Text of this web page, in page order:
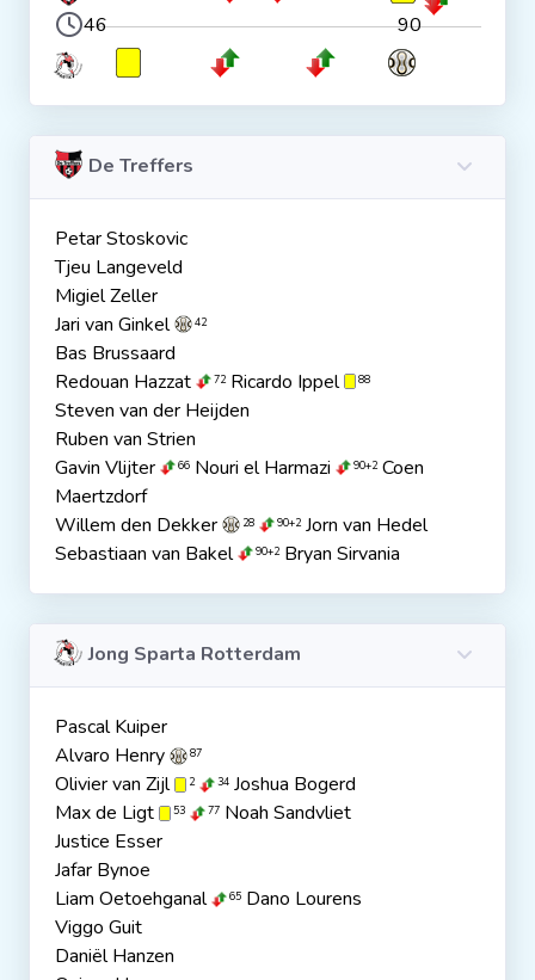
46 90
De Treffers
Petar Stoskovic
Tjeu Langeveld
Migiel Zeller
Jari van Ginkel
42
Bas Brussaard
Redouan Hazzat
72 Ricardo Ippel 88
Steven van der Heijden
Ruben van Strien
Gavin Vlijter
66 Nouri el Harmazi 90+2 Coen
Maertzdorf
Willem den Dekker
28 90+2 Jorn van Hedel
Sebastiaan van Bakel
90+2 Bryan Sirvania
Jong Sparta Rotterdam
Pascal Kuiper
Alvaro Henry
87
Olivier van Zijl 2 34 Joshua Bogerd
Max de Ligt
53 77 Noah Sandvliet
Justice Esser
Jafar Bynoe
Liam Oetoehganal
65 Dano Lourens
Viggo Guit
Daniël Hanzen